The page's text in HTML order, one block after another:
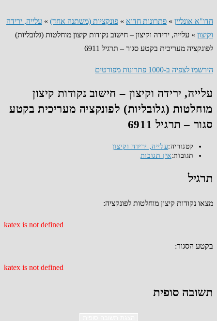
חדו"א אונליין » פתרונות חדוא » פונקציות (משתנה אחד) » עלייה, ירידה
וקיצון » עלייה, ירידה וקיצון – חישוב נקודות קיצון מוחלטות (גלובליות)
לפונקציה מעריכית בקטע סגור – תרגיל 6911
הירשמו לצפיה ב-1000 פתרונות מפורטים
עלייה, ירידה וקיצון – חישוב נקודות קיצון
מוחלטות (גלובליות) לפונקציה מעריכית בקטע
סגור – תרגיל 6911
קטגוריה:עלייה, ירידה וקיצון
תגובות:אין תגובות
תרגיל
מצאו נקודות קיצון מוחלטות לפונקציה:
katex is not defined
בקטע הסגור:
katex is not defined
תשובה סופית